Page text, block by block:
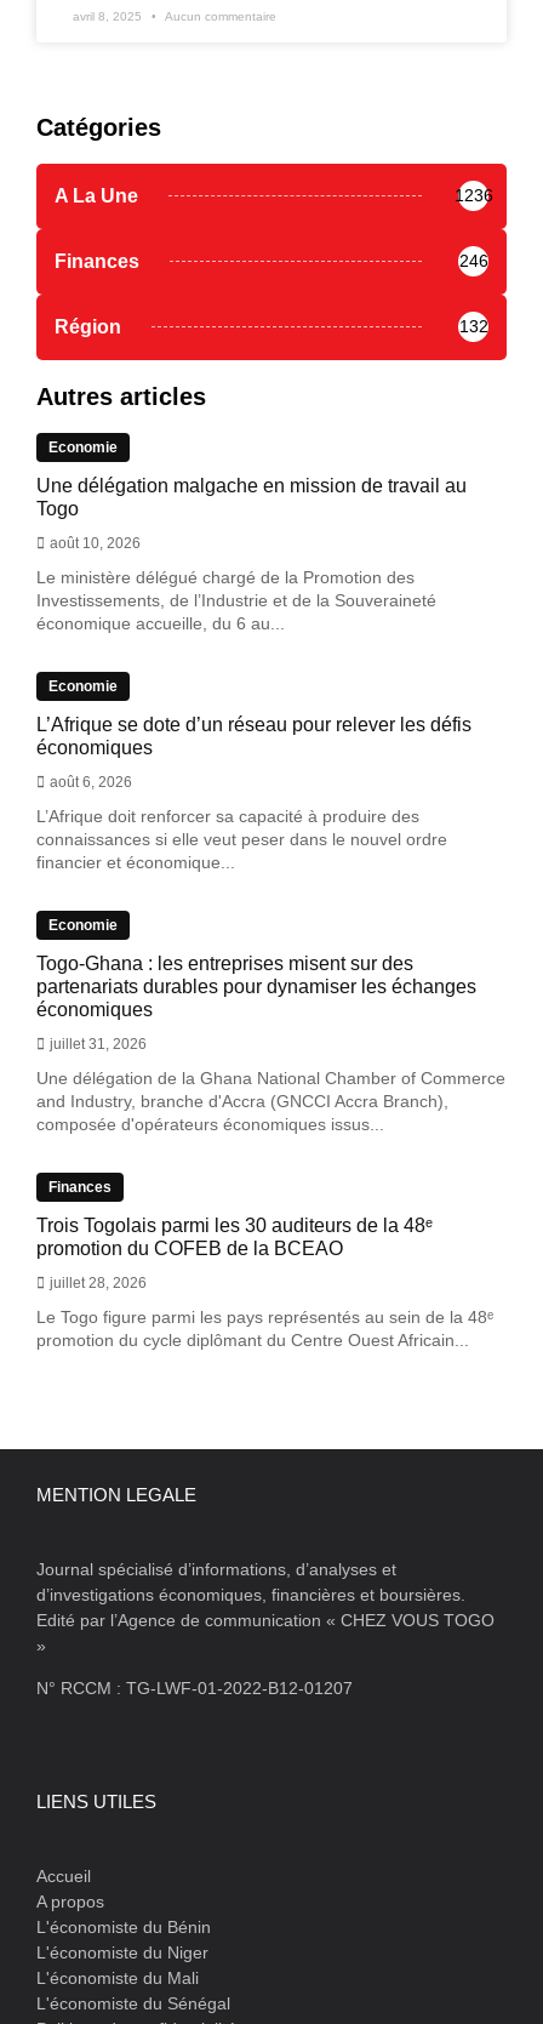
avril 8, 2025 Aucun commentaire
Catégories
A La Une 1236
Finances 246
Région 132
Autres articles
Economie
Une délégation malgache en mission de travail au
Togo
août 10, 2026
Le ministère délégué chargé de la Promotion des
Investissements, de l’Industrie et de la Souveraineté
économique accueille, du 6 au...
Economie
L’Afrique se dote d’un réseau pour relever les défis
économiques
août 6, 2026
L’Afrique doit renforcer sa capacité à produire des
connaissances si elle veut peser dans le nouvel ordre
financier et économique...
Economie
Togo-Ghana : les entreprises misent sur des
partenariats durables pour dynamiser les échanges
économiques
juillet 31, 2026
Une délégation de la Ghana National Chamber of Commerce
and Industry, branche d'Accra (GNCCI Accra Branch),
composée d'opérateurs économiques issus...
Finances
Trois Togolais parmi les 30 auditeurs de la 48ᵉ
promotion du COFEB de la BCEAO
juillet 28, 2026
Le Togo figure parmi les pays représentés au sein de la 48ᵉ
promotion du cycle diplômant du Centre Ouest Africain...
MENTION LEGALE
Journal spécialisé d’informations, d’analyses et
d’investigations économiques, financières et boursières.
Edité par l’Agence de communication « CHEZ VOUS TOGO
»
N° RCCM : TG-LWF-01-2022-B12-01207
LIENS UTILES
Accueil
A propos
L'économiste du Bénin
L'économiste du Niger
L'économiste du Mali
L'économiste du Sénégal